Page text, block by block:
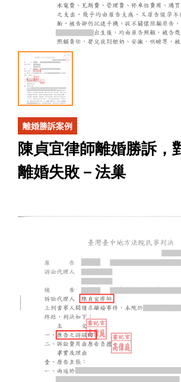
離婚勝訴案例
陳貞宜律師離婚勝訴，
離婚失敗－法巢